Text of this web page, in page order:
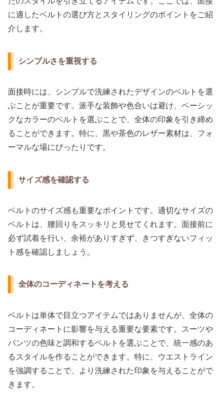
に適したベルトの選び方とスタイリングのポイントをご紹
介します。
シンプルさを重視する
面接時には、シンプルで洗練されたデザインのベルトを選
ぶことが重要です。派手な装飾や色合いは避け、ベーシッ
クなカラーのベルトを選ぶことで、全体の印象を引き締め
ることができます。特に、黒や茶色のレザー素材は、フォ
ーマルな場にぴったりです。
サイズ感を確認する
ベルトのサイズ感も重要なポイントです。適切なサイズの
ベルトは、腰回りをスッキリと見せてくれます。面接前に
必ず試着を行い、余裕がありすぎず、きつすぎないフィッ
ト感を確認しましょう。
全体のコーディネートを考える
ベルトは単体で目立つアイテムではありませんが、全体の
コーディネートに影響を与える重要な要素です。スーツや
パンツの色味と調和するベルトを選ぶことで、統一感のあ
るスタイルを作ることができます。特に、ウエストライン
を強調することで、より洗練された印象を与えることがで
きます。